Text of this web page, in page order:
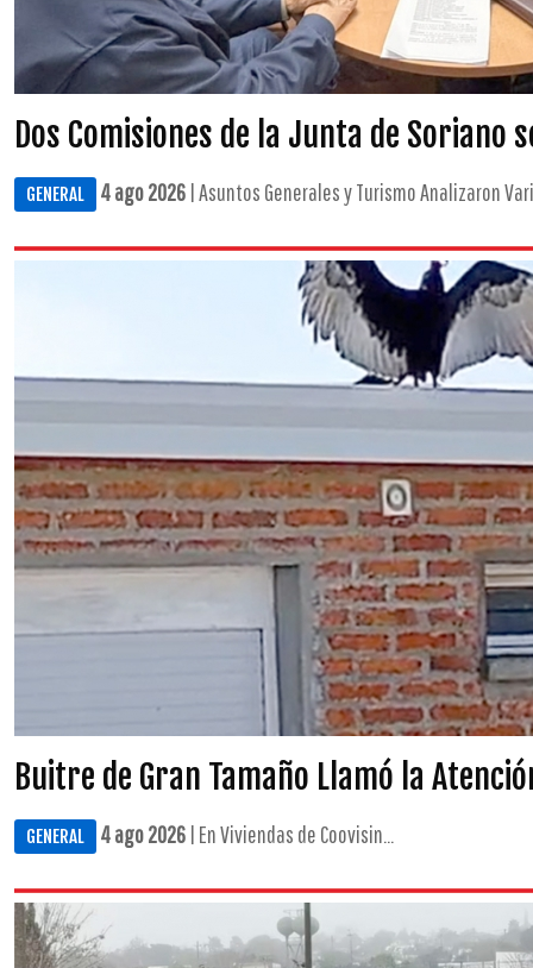
Dos Comisiones de la Junta de Soriano
GENERAL 4 ago 2026 | Asuntos Generales y Turismo Analizaron
Buitre de Gran Tamaño Llamó la
GENERAL 4 ago 2026 | En Viviendas de Coovisin...